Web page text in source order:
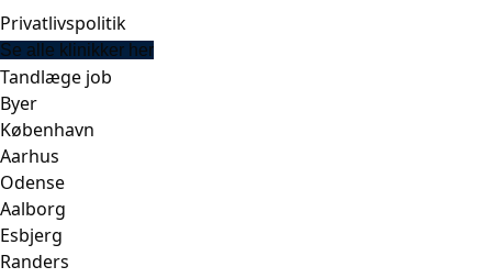
Privatlivspolitik
Se alle klinikker her
Tandlæge job
Byer
København
Aarhus
Odense
Aalborg
Esbjerg
Randers